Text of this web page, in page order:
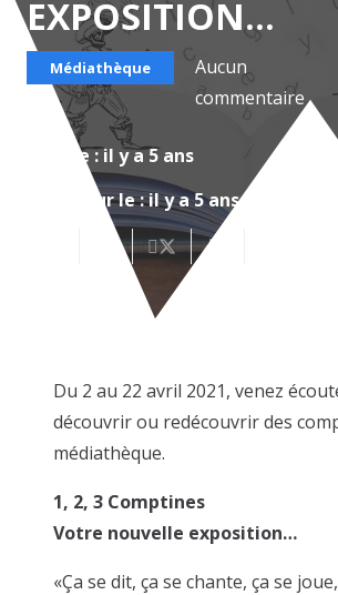
EXPOSITION…
Médiathèque
Aucun
commentaire
Créé le :il y a 5 ans
Mis à jour le :il y a 5 ans
Du 2 au 22 avril 2021, venez
découvrir ou redécouvrir des
médiathèque.
1, 2, 3 Comptines
Votre nouvelle exposition…
«Ça se dit, ça se chante, ça se